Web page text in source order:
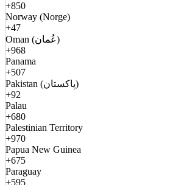
+850
Norway (Norge)
+47
Oman (عُمان)
+968
Panama
+507
Pakistan (پاکستان)
+92
Palau
+680
Palestinian Territory
+970
Papua New Guinea
+675
Paraguay
+595